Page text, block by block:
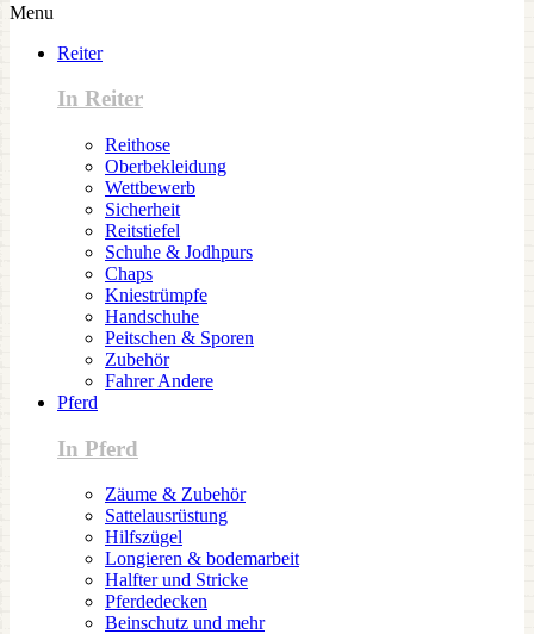
Menu
Reiter
In Reiter
Reithose
Oberbekleidung
Wettbewerb
Sicherheit
Reitstiefel
Schuhe & Jodhpurs
Chaps
Kniestrümpfe
Handschuhe
Peitschen & Sporen
Zubehör
Fahrer Andere
Pferd
In Pferd
Zäume & Zubehör
Sattelausrüstung
Hilfszügel
Longieren & bodemarbeit
Halfter und Stricke
Pferdedecken
Beinschutz und mehr